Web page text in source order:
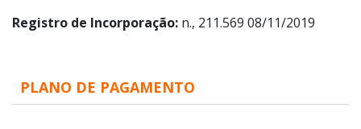
Registro de Incorporação: n., 211.569 08/11/2019
PLANO DE PAGAMENTO